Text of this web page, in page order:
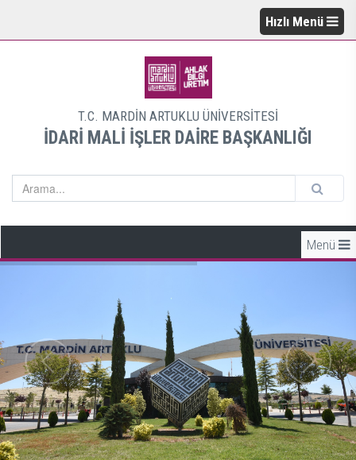
Hızlı Menü
T.C. MARDİN ARTUKLU ÜNİVERSİTESİ
İDARİ MALİ İŞLER DAİRE BAŞKANLIĞI
Menü